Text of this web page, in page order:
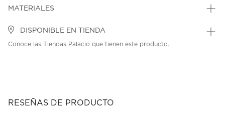
MATERIALES
DISPONIBLE EN TIENDA
Conoce las Tiendas Palacio que tienen este producto.
RESEÑAS DE PRODUCTO